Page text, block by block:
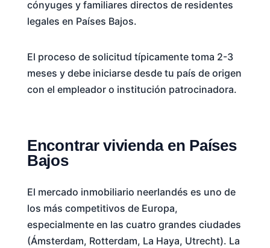
cónyuges y familiares directos de residentes
legales en Países Bajos.
El proceso de solicitud típicamente toma 2-3
meses y debe iniciarse desde tu país de origen
con el empleador o institución patrocinadora.
Encontrar vivienda en Países
Bajos
El mercado inmobiliario neerlandés es uno de
los más competitivos de Europa,
especialmente en las cuatro grandes ciudades
(Ámsterdam, Rotterdam, La Haya, Utrecht). La